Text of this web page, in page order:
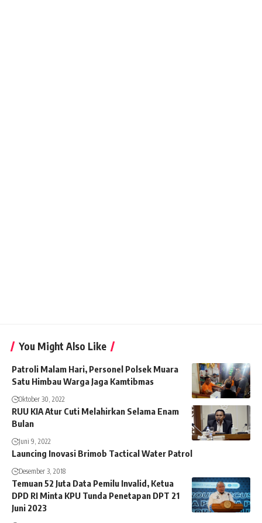
You Might Also Like
Patroli Malam Hari, Personel Polsek Muara
Satu Himbau Warga Jaga Kamtibmas
Oktober 30, 2022
RUU KIA Atur Cuti Melahirkan Selama Enam
Bulan
Juni 9, 2022
Launcing Inovasi Brimob Tactical Water Patrol
Desember 3, 2018
Temuan 52 Juta Data Pemilu Invalid, Ketua
DPD RI Minta KPU Tunda Penetapan DPT 21
Juni 2023